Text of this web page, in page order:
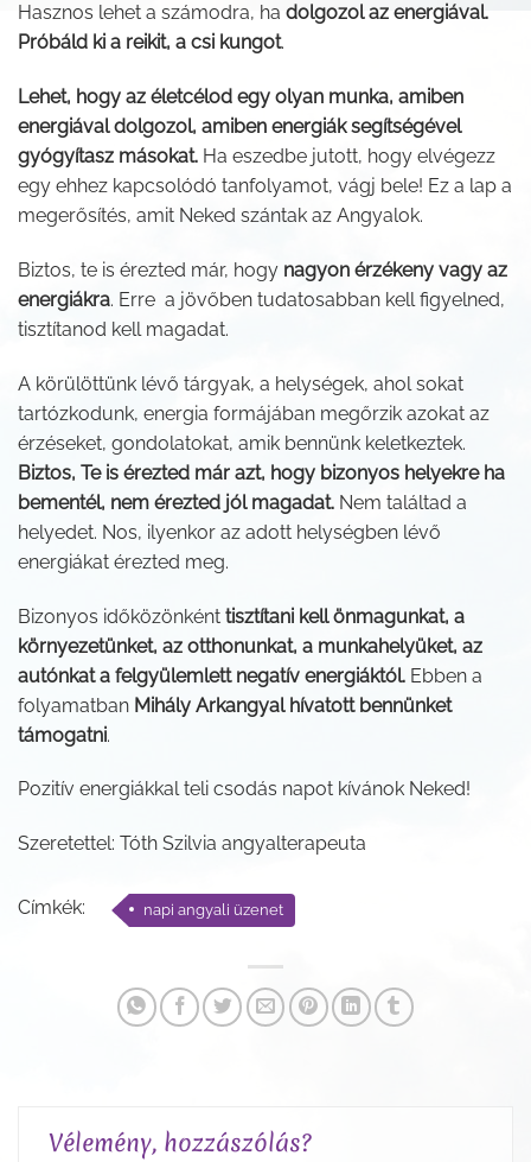
Hasznos lehet a számodra, ha dolgozol az energiával.
Próbáld ki a reikit, a csi kungot.
Lehet, hogy az életcélod egy olyan munka, amiben
energiával dolgozol, amiben energiák segítségével
gyógyítasz másokat. Ha eszedbe jutott, hogy elvégezz
egy ehhez kapcsolódó tanfolyamot, vágj bele! Ez a lap a
megerősítés, amit Neked szántak az Angyalok.
Biztos, te is érezted már, hogy nagyon érzékeny vagy az
energiákra. Erre a jövőben tudatosabban kell figyelned,
tisztítanod kell magadat.
A körülöttünk lévő tárgyak, a helységek, ahol sokat
tartózkodunk, energia formájában megőrzik azokat az
érzéseket, gondolatokat, amik bennünk keletkeztek.
Biztos, Te is érezted már azt, hogy bizonyos helyekre ha
bementél, nem érezted jól magadat. Nem találtad a
helyedet. Nos, ilyenkor az adott helységben lévő
energiákat érezted meg.
Bizonyos időközönként tisztítani kell önmagunkat, a
környezetünket, az otthonunkat, a munkahelyüket, az
autónkat a felgyülemlett negatív energiáktól. Ebben a
folyamatban Mihály Arkangyal hívatott bennünket
támogatni.
Pozitív energiákkal teli csodás napot kívánok Neked!
Szeretettel: Tóth Szilvia angyalterapeuta
Címkék: napi angyali üzenet
Vélemény, hozzászólás?